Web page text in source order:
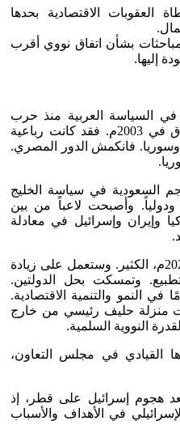
العقوبات الاقتصادية بحدها
مباحثات بشأن اتفاق نووي أقرب
في السياسة العربية منذ حرب
الخليج الثانية والحرب على العراق في 2003م. فقد كانت رباعية
وسوريا. فانكمش الدور المصري.
السعودية في سياسة الخليج
ودولياً. وأصبحت لاعباً من بين
وإيران وإسرائيل في معادلة
لقد حصدت السعودية من عام 2025م، الكثير. وستعمل على زيادة
وتمسكت بحل الدولتين.
النمو والتنمية الاقتصادية.
منزلة حليف رئيسي من خارج
النووية السلمية.
القيادي في مجلس التعاون،
هجوم إسرائيل على قطر، إذ
في الأهداف والأسباب